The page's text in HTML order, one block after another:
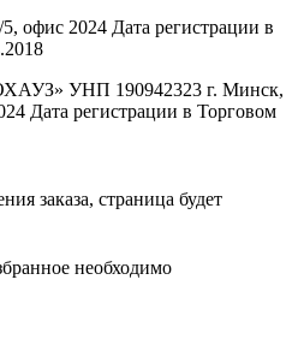
офис 2024 Дата регистрации в
УНП 190942323 г. Минск,
Дата регистрации в Торговом
заказа, страница будет
необходимо